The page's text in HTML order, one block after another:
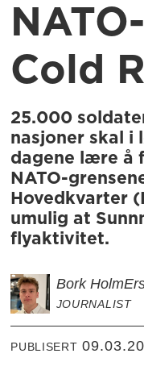
Cold
25.000
nasjoner skal i
dagene lære å
NATO-
Hovedkvarter
umulig at
flyaktivitet.
Bork Holm
JOURNALIST
PUBLISERT